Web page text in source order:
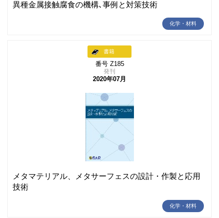
異種金属接触腐食の機構､事例と対策技術
化学・材料
書籍
番号 Z185
発刊
2020年07月
メタマテリアル、メタサーフェスの設計・作製と応用
技術
化学・材料